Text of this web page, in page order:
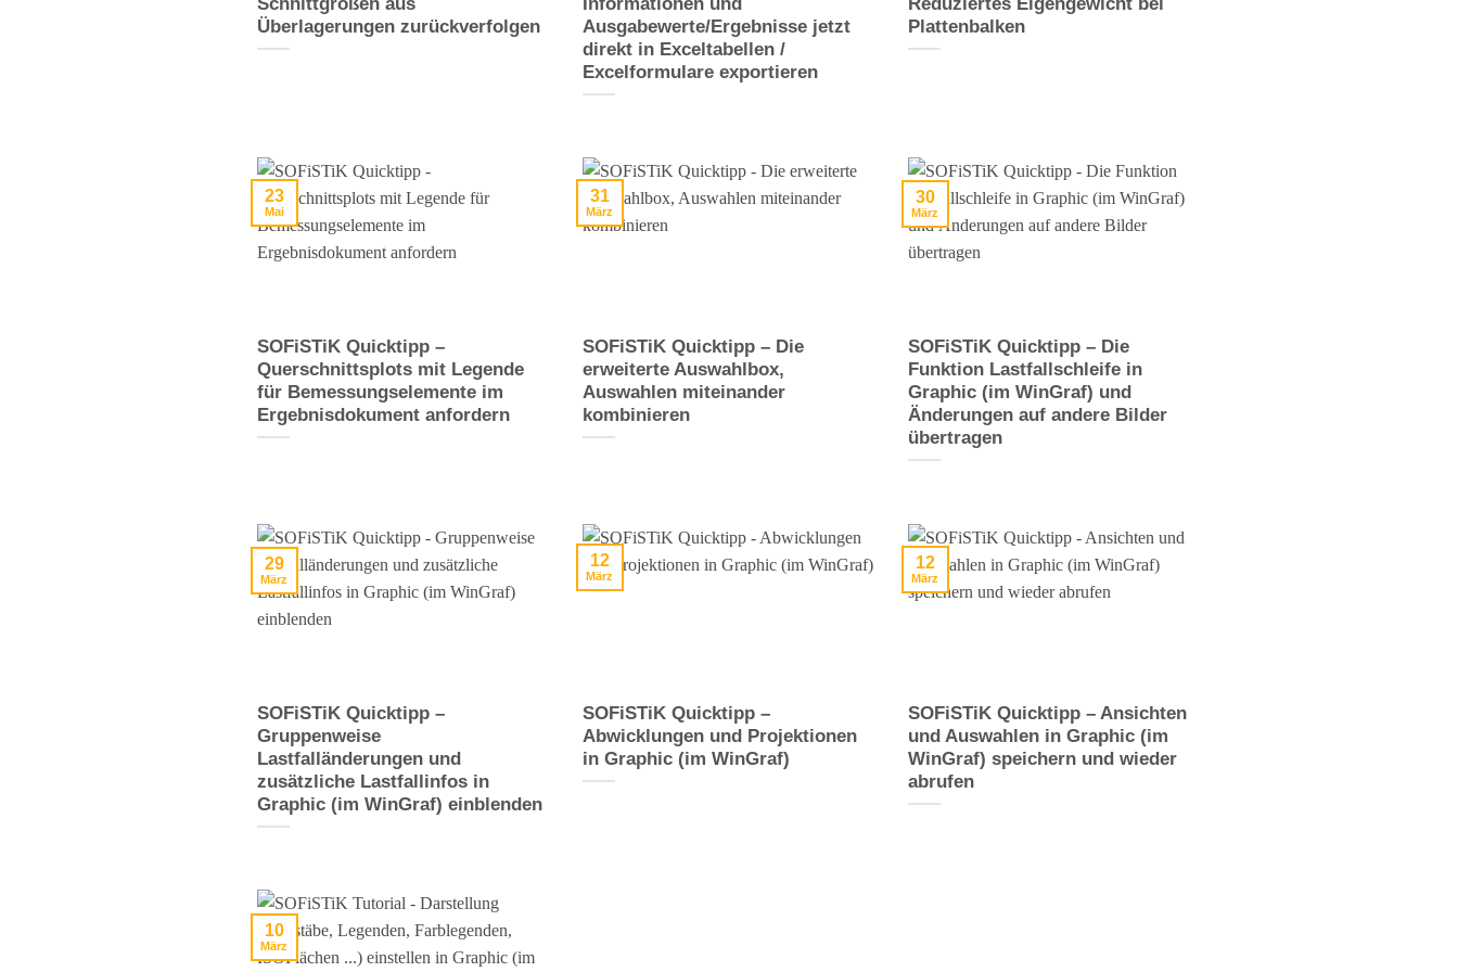
Überlagerungen zurückverfolgen
Ausgabewerte/Ergebnisse jetzt
direkt in Exceltabellen /
Excelformulare exportieren
Plattenbalken
SOFiSTiK Quicktipp –
Querschnittsplots mit Legende
für Bemessungselemente im
Ergebnisdokument anfordern
23
Mai
SOFiSTiK Quicktipp – Die
erweiterte Auswahlbox,
Auswahlen miteinander
kombinieren
31
März
SOFiSTiK Quicktipp – Die
Funktion Lastfallschleife in
Graphic (im WinGraf) und
Änderungen auf andere Bilder
übertragen
30
März
SOFiSTiK Quicktipp –
Gruppenweise
Lastfalländerungen und
zusätzliche Lastfallinfos in
Graphic (im WinGraf) einblenden
29
März
SOFiSTiK Quicktipp –
Abwicklungen und Projektionen
in Graphic (im WinGraf)
12
März
SOFiSTiK Quicktipp – Ansichten
und Auswahlen in Graphic (im
WinGraf) speichern und wieder
abrufen
12
März
10
März